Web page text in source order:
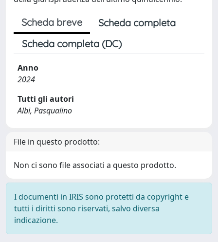
Scheda breve
Scheda completa
Scheda completa (DC)
Anno
2024
Tutti gli autori
Albi, Pasqualino
File in questo prodotto:
Non ci sono file associati a questo prodotto.
I documenti in IRIS sono protetti da copyright e
tutti i diritti sono riservati, salvo diversa
indicazione.